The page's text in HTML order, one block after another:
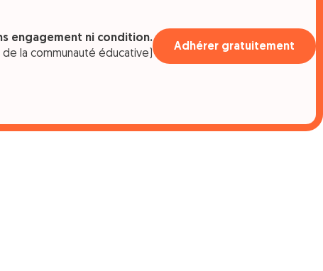
engagement ni condition.
la communauté éducative)
Adhérer gratuitement